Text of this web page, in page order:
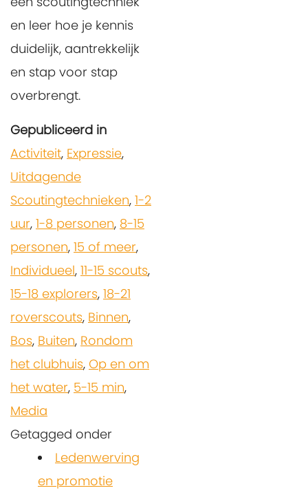
en leer hoe je kennis
duidelijk, aantrekkelijk
en stap voor stap
overbrengt.
Gepubliceerd in
Activiteit, Expressie,
Uitdagende
Scoutingtechnieken, 1-2
uur, 1-8 personen, 8-15
personen, 15 of meer,
Individueel, 11-15 scouts,
15-18 explorers, 18-21
roverscouts, Binnen,
Bos, Buiten, Rondom
het clubhuis, Op en om
het water, 5-15 min,
Media
Getagged onder
Ledenwerving
en promotie